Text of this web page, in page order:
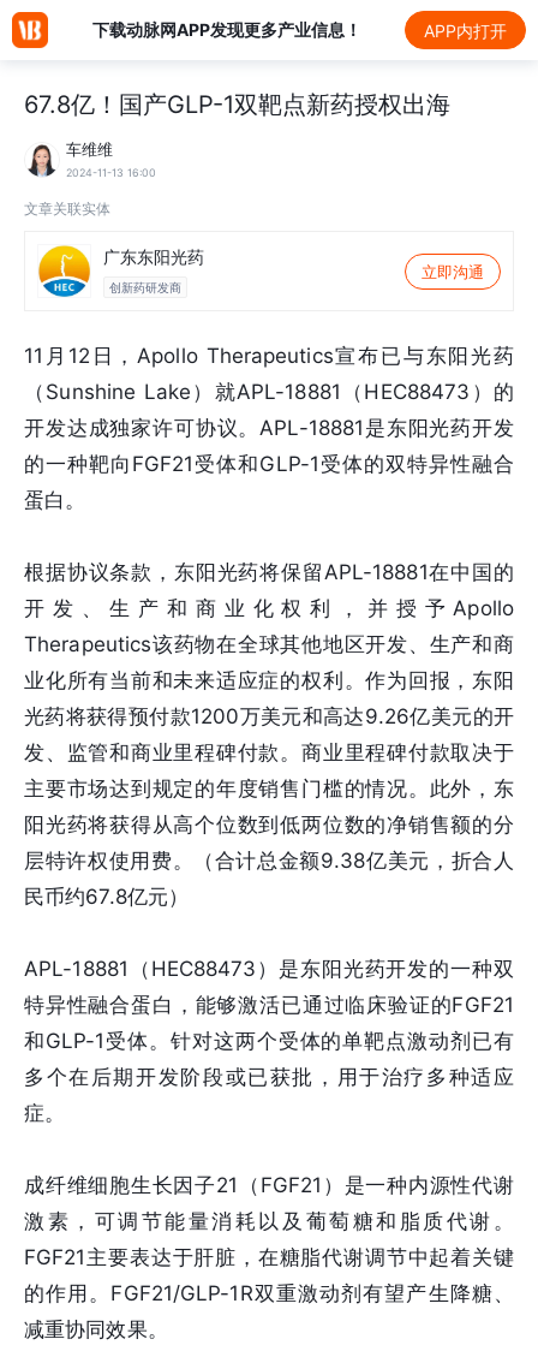
下载动脉网APP发现更多产业信息！ APP内打开
67.8亿！国产GLP-1双靶点新药授权出海
车维维
2024-11-13 16:00
文章关联实体
广东东阳光药
创新药研发商
立即沟通
11月12日，Apollo Therapeutics宣布已与东阳光药
（Sunshine Lake）就APL-18881（HEC88473）的
开发达成独家许可协议。APL-18881是东阳光药开发
的一种靶向FGF21受体和GLP-1受体的双特异性融合
蛋白。
根据协议条款，东阳光药将保留APL-18881在中国的
开发、生产和商业化权利，并授予Apollo
Therapeutics该药物在全球其他地区开发、生产和商
业化所有当前和未来适应症的权利。作为回报，东阳
光药将获得预付款1200万美元和高达9.26亿美元的开
发、监管和商业里程碑付款。商业里程碑付款取决于
主要市场达到规定的年度销售门槛的情况。此外，东
阳光药将获得从高个位数到低两位数的净销售额的分
层特许权使用费。（合计总金额9.38亿美元，折合人
民币约67.8亿元）
APL-18881（HEC88473）是东阳光药开发的一种双
特异性融合蛋白，能够激活已通过临床验证的FGF21
和GLP-1受体。针对这两个受体的单靶点激动剂已有
多个在后期开发阶段或已获批，用于治疗多种适应
症。
成纤维细胞生长因子21（FGF21）是一种内源性代谢
激素，可调节能量消耗以及葡萄糖和脂质代谢。
FGF21主要表达于肝脏，在糖脂代谢调节中起着关键
的作用。FGF21/GLP-1R双重激动剂有望产生降糖、
减重协同效果。